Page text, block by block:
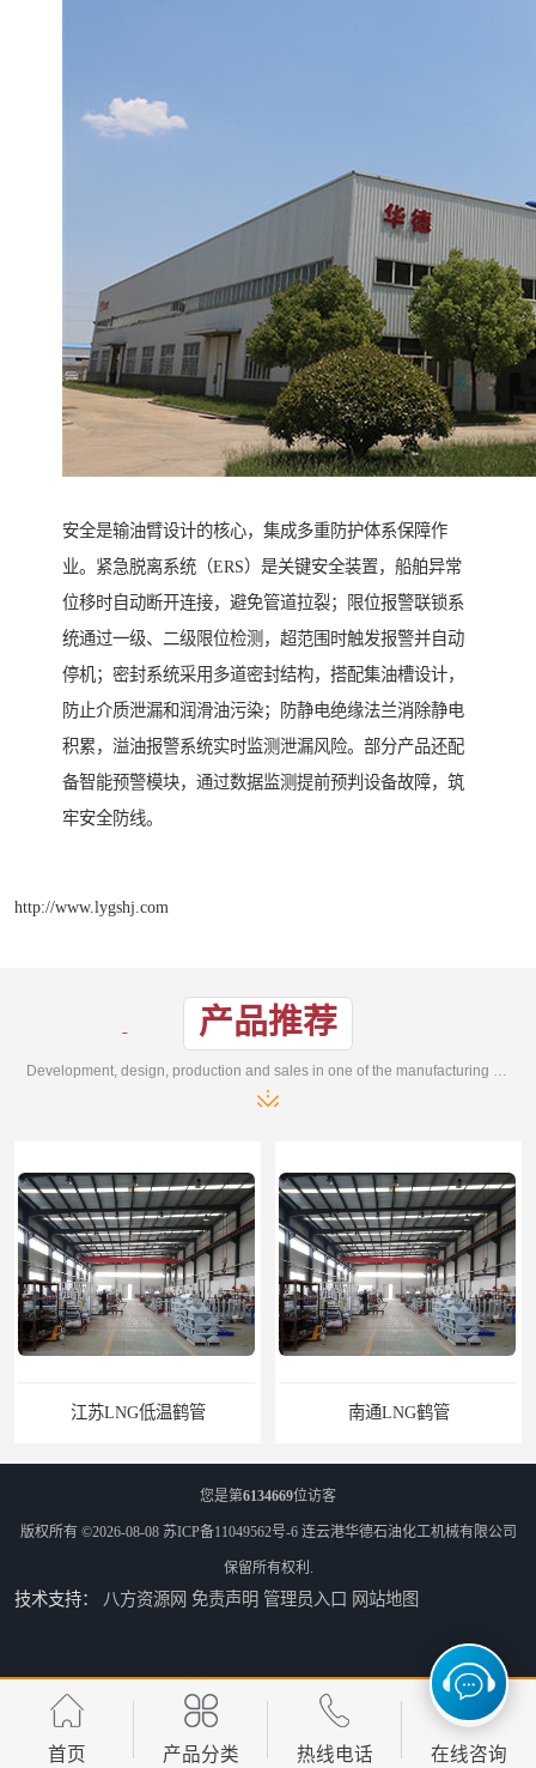
安全是输油臂设计的核心，集成多重防护体系保障作
业。紧急脱离系统（ERS）是关键安全装置，船舶异常
位移时自动断开连接，避免管道拉裂；限位报警联锁系
统通过一级、二级限位检测，超范围时触发报警并自动
停机；密封系统采用多道密封结构，搭配集油槽设计，
防止介质泄漏和润滑油污染；防静电绝缘法兰消除静电
积累，溢油报警系统实时监测泄漏风险。部分产品还配
备智能预警模块，通过数据监测提前预判设备故障，筑
牢安全防线。
http://www.lygshj.com
产品推荐
Development, design, production and sales in one of the manufacturing enterprises
江苏LNG低温鹤管 南通LNG鹤管
江苏LNG鹤管 太原船用臂厂家
您是第6134669位访客
版权所有 ©2026-08-08 苏ICP备11049562号-6 连云港华德石油化工机械有限公司
保留所有权利.
技术支持： 八方资源网 免责声明 管理员入口 网站地图
首页 产品分类 热线电话 在线咨询